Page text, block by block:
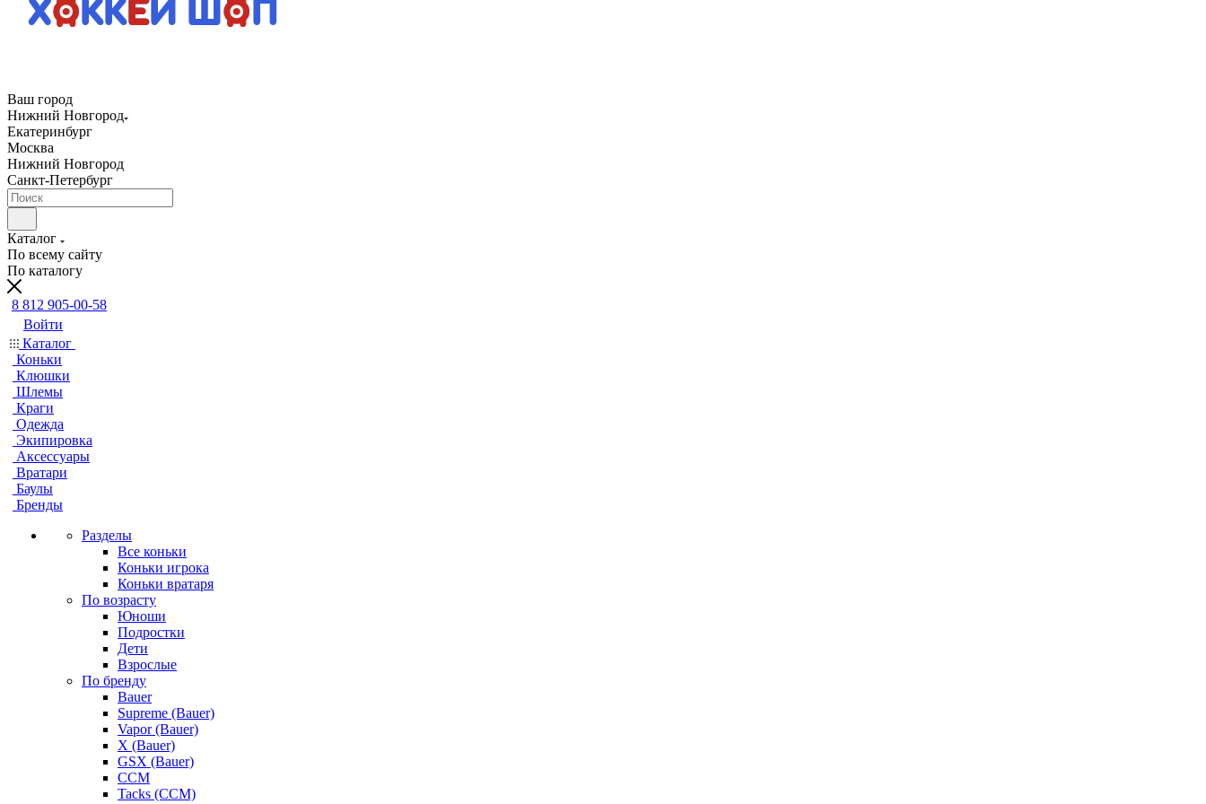
Ваш город
Нижний Новгород
Екатеринбург
Москва
Нижний Новгород
Санкт-Петербург
Каталог
По всему сайту
По каталогу
8 812 905-00-58
Войти
Каталог
Коньки
Клюшки
Шлемы
Краги
Одежда
Экипировка
Аксессуары
Вратари
Баулы
Бренды
Разделы
Все коньки
Коньки игрока
Коньки вратаря
По возрасту
Юноши
Подростки
Дети
Взрослые
По бренду
Bauer
Supreme (Bauer)
Vapor (Bauer)
X (Bauer)
GSX (Bauer)
CCM
Tacks (CCM)